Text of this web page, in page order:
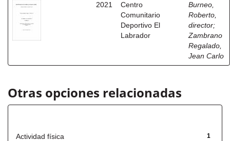
2021
Centro
Comunitario
Deportivo El
Labrador
Burneo,
Roberto,
director;
Zambrano
Regalado,
Jean Carlo
Otras opciones relacionadas
1
Actividad física